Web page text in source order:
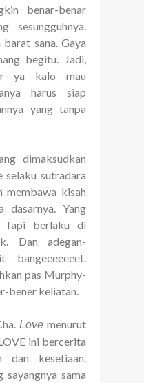
benar-benar
sesungguhnya.
sana. Gaya
begitu. Jadi,
ya kalo mau
harus siap
yang tanpa
dimaksudkan
selaku sutradara
membawa kisah
dasarnya. Yang
Tapi berlaku di
Dan adegan-
bangeeeeeeet.
pas Murphy-
bener keliatan.
Love menurut
ini bercerita
dan kesetiaan.
sama